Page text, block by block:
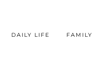
DAILY LIFE FAMILY